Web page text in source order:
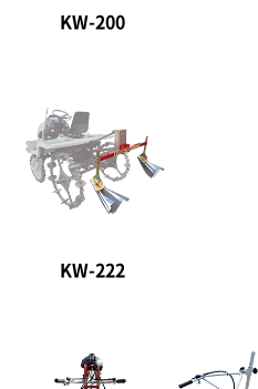
KW-200
KW-222